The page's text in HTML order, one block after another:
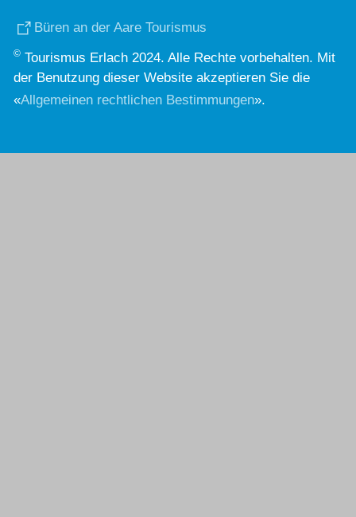
Büren an der Aare Tourismus
© Tourismus Erlach 2024. Alle Rechte vorbehalten. Mit
der Benutzung dieser Website akzeptieren Sie die
«Allgemeinen rechtlichen Bestimmungen».